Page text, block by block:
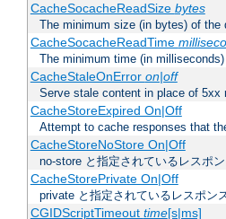
CacheSocacheReadSize bytes
The minimum size (in bytes) of the
CacheSocacheReadTime
The minimum time (in
CacheStaleOnError on|off
Serve stale content in place of 5xx
CacheStoreExpired On|Off
Attempt to cache responses that
CacheStoreNoStore On|Off
no-store と指定されているレスポ
CacheStorePrivate On|Off
private と指定されているレスポン
CGIDScriptTimeout time[s|ms]